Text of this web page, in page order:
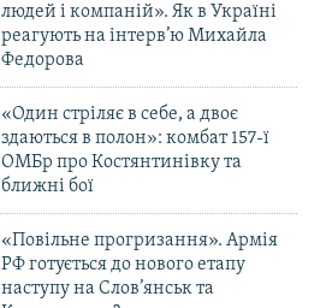
людей і компаній». Як в Україні
реагують на інтерв’ю Михайла
Федорова
«Один стріляє в себе, а двоє
здаються в полон»: комбат 157-ї
ОМБр про Костянтинівку та
ближні бої
«Повільне прогризання». Армія
РФ готується до нового етапу
наступу на Слов’янськ та